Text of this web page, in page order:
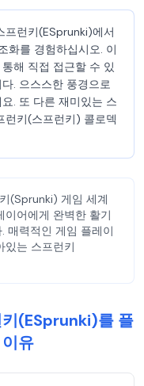
프런키(ESprunki)에서
화를 경험하십시오. 이
해 직접 접근할 수 있
. 으스스한 풍경으로
. 또 다른 재미있는 스
키(스프런키) 콜로덱
(Sprunki) 게임 세계
이어에게 완벽한 활기
매력적인 게임 플레이
있는 스프런키
(ESprunki)를 플
유